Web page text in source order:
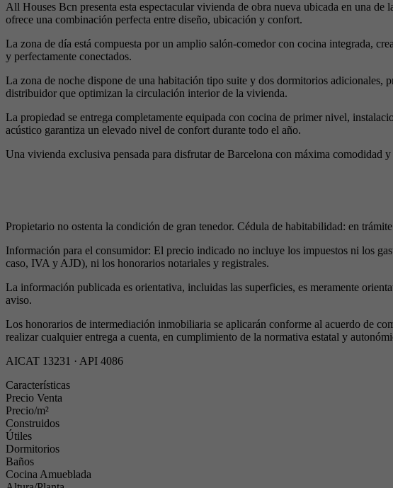
All Houses Bcn presenta esta espectacular vivienda de obra nueva ubicada en una
ofrece una combinación perfecta entre diseño, ubicación y confort.
La zona de día está compuesta por un amplio salón-comedor con cocina integrada,
y perfectamente conectados.
La zona de noche dispone de una habitación tipo suite y dos dormitorios
distribuidor que optimizan la circulación interior de la vivienda.
La propiedad se entrega completamente equipada con cocina de primer nivel,
acústico garantiza un elevado nivel de confort durante todo el año.
Una vivienda exclusiva pensada para disfrutar de Barcelona con máxima comodidad
Propietario no ostenta la condición de gran tenedor. Cédula de habitabilidad: en
Información para el consumidor: El precio indicado no incluye los impuestos ni los
caso, IVA y AJD), ni los honorarios notariales y registrales.
La información publicada es orientativa, incluidas las superficies, es meramente
aviso.
Los honorarios de intermediación inmobiliaria se aplicarán conforme al acuerdo de
realizar cualquier entrega a cuenta, en cumplimiento de la normativa estatal y
AICAT 13231 · API 4086
Características
Precio Venta
Precio/m²
Construidos
Útiles
Dormitorios
Baños
Cocina Amueblada